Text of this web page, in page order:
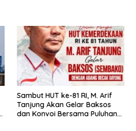
‎Sambut HUT ke-81 RI, M. Arif
Tanjung Akan Gelar Baksos
dan Konvoi Bersama Puluhan